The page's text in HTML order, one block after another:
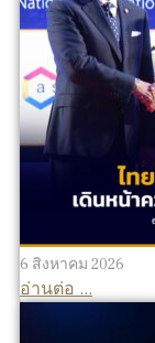
6 สิงหาคม 2026
อ่านต่อ ...